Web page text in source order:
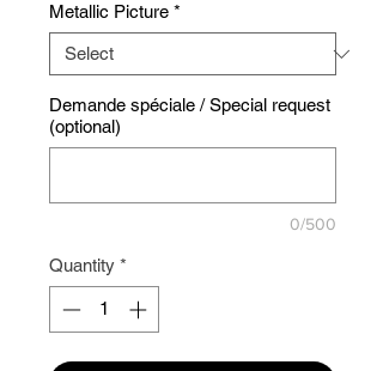
Metallic Picture *
Demande spéciale / Special request
(optional)
0/500
Quantity *